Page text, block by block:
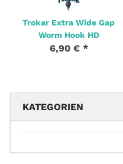
Trokar Extra Wide Gap
Worm Hook HD
6,90 € *
KATEGORIEN